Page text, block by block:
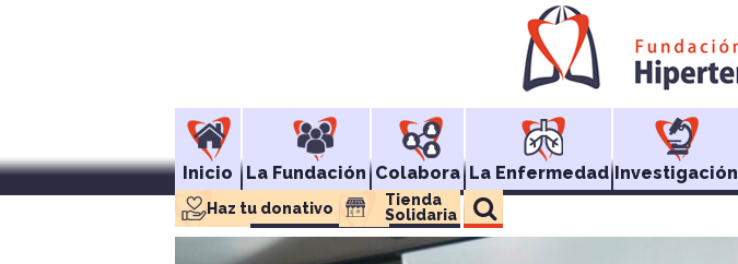
Inicio La Fundación Colabora La Enfermedad Investigación
Haz tu donativo
Tienda
Solidaria